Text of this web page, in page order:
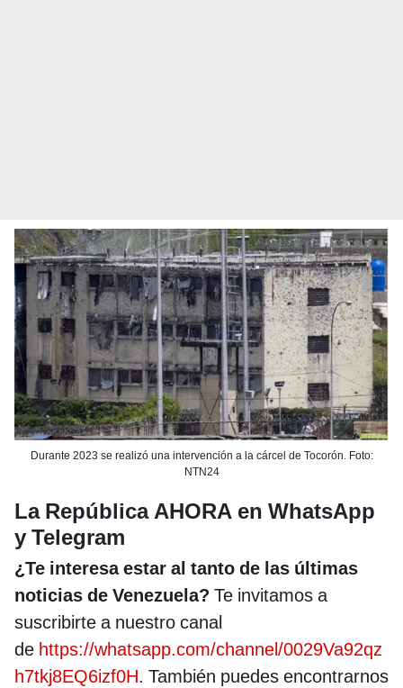
Durante 2023 se realizó una intervención a la cárcel de Tocorón. Foto:
NTN24
La República AHORA en WhatsApp
y Telegram
¿Te interesa estar al tanto de las últimas
noticias de Venezuela? Te invitamos a
suscribirte a nuestro canal
de https://whatsapp.com/channel/0029Va92qz
h7tkj8EQ6izf0H. También puedes encontrarnos